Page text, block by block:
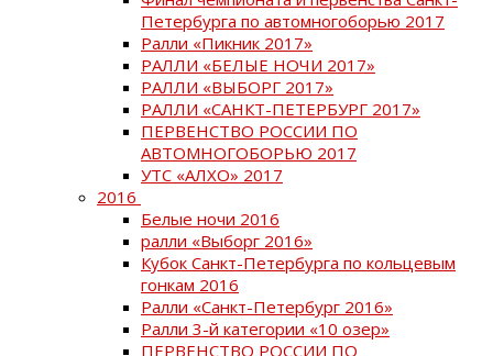
Петербурга по автомногоборью 2017
Ралли «Пикник 2017»
РАЛЛИ «БЕЛЫЕ НОЧИ 2017»
РАЛЛИ «ВЫБОРГ 2017»
РАЛЛИ «САНКТ-ПЕТЕРБУРГ 2017»
ПЕРВЕНСТВО РОССИИ ПО
АВТОМНОГОБОРЬЮ 2017
УТС «АЛХО» 2017
2016
Белые ночи 2016
ралли «Выборг 2016»
Кубок Санкт-Петербурга по кольцевым
гонкам 2016
Ралли «Санкт-Петербург 2016»
Ралли 3-й категории «10 озер»
ПЕРВЕНСТВО РОССИИ ПО